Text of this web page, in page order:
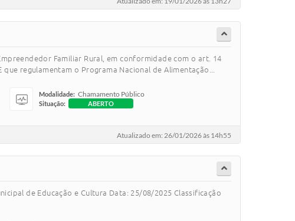
Familiar Rural, em conformidade com o art. 14
regulamentam o Programa Nacional de Alimentação...
Modalidade: Chamamento Público
Situação: ABERTO
Atualizado em: 26/01/2026 às 14h55
de Educação e Cultura Data: 25/08/2025 Classificação